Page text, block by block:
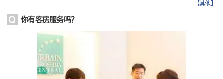
【其他】
你有客房服务吗？